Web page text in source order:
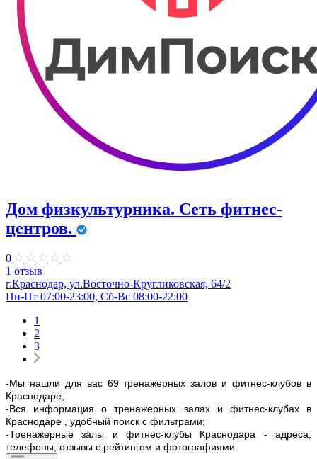
Дом физкультурника. Сеть фитнес-
центров.
0
1 отзыв
г.Краснодар, ул.Восточно-Кругликовская, 64/2
Пн-Пт 07:00-23:00, Сб-Вс 08:00-22:00
1
2
3
-Мы нашли для вас 69 тренажерных залов и фитнес-клубов в
Краснодаре;
-Вся информация о тренажерных залах и фитнес-клубах в
Краснодаре , удобный поиск с фильтрами;
-Тренажерные залы и фитнес-клубы Краснодара - адреса,
телефоны, отзывы с рейтингом и фотографиями.